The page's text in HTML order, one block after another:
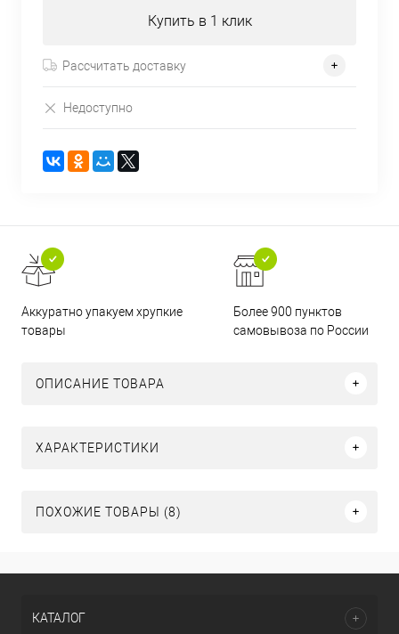
Купить в 1 клик
Рассчитать доставку
Недоступно
Аккуратно упакуем хрупкие
товары
Более 900 пунктов
самовывоза по России
ОПИСАНИЕ ТОВАРА
ХАРАКТЕРИСТИКИ
ПОХОЖИЕ ТОВАРЫ (8)
КАТАЛОГ